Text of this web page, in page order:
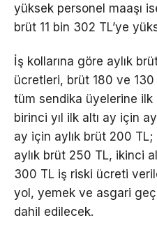
yüksek personel maaşı
brüt 11 bin 302 TL’ye
İş kollarına göre aylık
ücretleri, brüt 180 ve 130
tüm sendika üyelerine ilk
birinci yıl ilk altı ay için
ay için aylık brüt 200 TL;
aylık brüt 250 TL, ikinci
300 TL iş riski ücreti
yol, yemek ve asgari
dahil edilecek.